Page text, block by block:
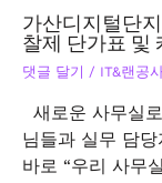
가산디지털단
찰제 단가표 및
댓글 달기 / IT&랜공
새로운 사무실
님들과 실무 담
바로 “우리 사무